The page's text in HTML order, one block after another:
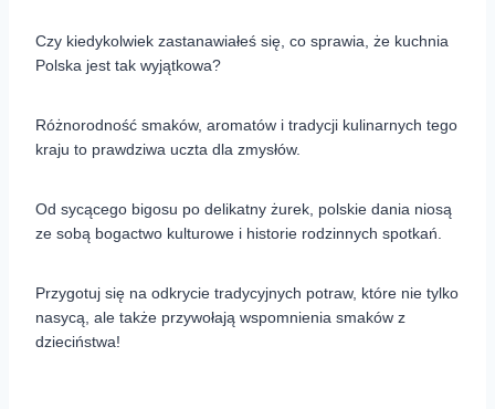
Czy kiedykolwiek zastanawiałeś się, co sprawia, że kuchnia
Polska jest tak wyjątkowa?
Różnorodność smaków, aromatów i tradycji kulinarnych tego
kraju to prawdziwa uczta dla zmysłów.
Od sycącego bigosu po delikatny żurek, polskie dania niosą
ze sobą bogactwo kulturowe i historie rodzinnych spotkań.
Przygotuj się na odkrycie tradycyjnych potraw, które nie tylko
nasycą, ale także przywołają wspomnienia smaków z
dzieciństwa!